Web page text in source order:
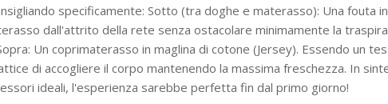
specificamente: Sotto (tra doghe e materasso): Una fouta
dall'attrito della rete senza ostacolare minimamente la
Un coprimaterasso in maglina di cotone (Jersey). Essendo un
di accogliere il corpo mantenendo la massima freschezza. In
ideali, l'esperienza sarebbe perfetta fin dal primo giorno!